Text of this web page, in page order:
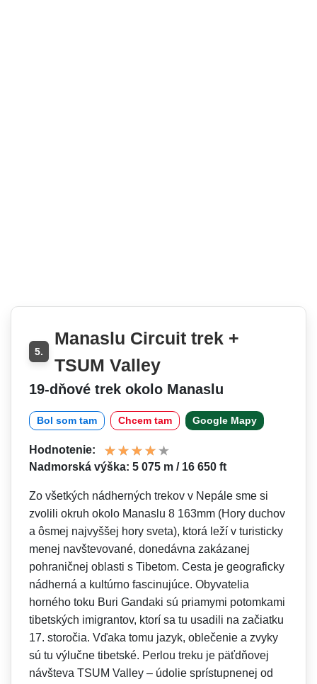
5.
Manaslu Circuit trek +
TSUM Valley
19-dňové trek okolo Manaslu
Bol som tam Chcem tam Google Mapy
Hodnotenie:
Nadmorská výška: 5 075 m / 16 650 ft
Zo všetkých nádherných trekov v Nepále sme si
zvolili okruh okolo Manaslu 8 163mm (Hory duchov
a ôsmej najvyššej hory sveta), ktorá leží v turisticky
menej navštevované, donedávna zakázanej
pohraničnej oblasti s Tibetom. Cesta je geograficky
nádherná a kultúrno fascinujúce. Obyvatelia
horného toku Buri Gandaki sú priamymi potomkami
tibetských imigrantov, ktorí sa tu usadili na začiatku
17. storočia. Vďaka tomu jazyk, oblečenie a zvyky
sú tu výlučne tibetské. Perlou treku je päťdňovej
návšteva TSUM Valley – údolie sprístupnenej od